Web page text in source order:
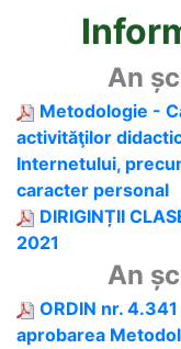
An
Metodologie -
activităţilor
Internetului,
caracter personal
DIRIGINȚII
2021
An
ORDIN nr.
aprobarea